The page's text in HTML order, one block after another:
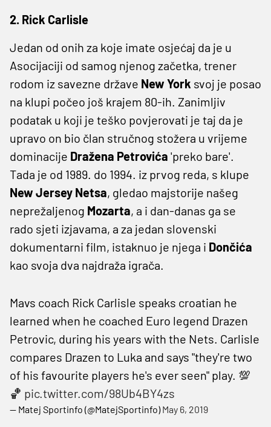
2. Rick Carlisle
Jedan od onih za koje imate osjećaj da je u
Asocijaciji od samog njenog začetka, trener
rodom iz savezne države New York svoj je posao
na klupi počeo još krajem 80-ih. Zanimljiv
podatak u koji je teško povjerovati je taj da je
upravo on bio član stručnog stožera u vrijeme
dominacije Dražena Petrovića 'preko bare'.
Tada je od 1989. do 1994. iz prvog reda, s klupe
New Jersey Netsa, gledao majstorije našeg
neprežaljenog Mozarta, a i dan-danas ga se
rado sjeti izjavama, a za jedan slovenski
dokumentarni film, istaknuo je njega i Dončića
kao svoja dva najdraža igrača.
Mavs coach Rick Carlisle speaks croatian he
learned when he coached Euro legend Drazen
Petrovic, during his years with the Nets. Carlisle
compares Drazen to Luka and says "they're two
of his favourite players he's ever seen" play. 💯
🏀 pic.twitter.com/98Ub4BY4zs
— Matej Sportinfo (@MatejSportinfo)May 6, 2019